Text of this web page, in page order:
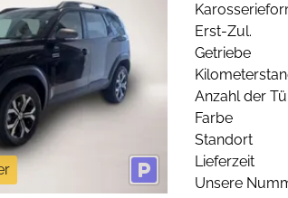
Erst-Zul.
Getriebe
Anzahl der
Farbe
Standort
Lieferzeit
Unsere